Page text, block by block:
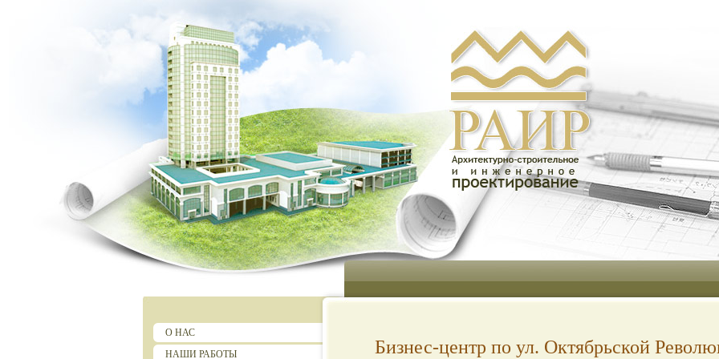
О НАС
НАШИ РАБОТЫ
Бизнес-центр по ул. Октябрьской